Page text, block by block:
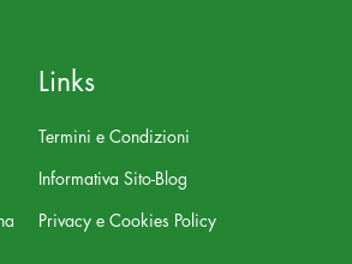
Links
Termini e Condizioni
Informativa Sito-Blog
Privacy e Cookies Policy